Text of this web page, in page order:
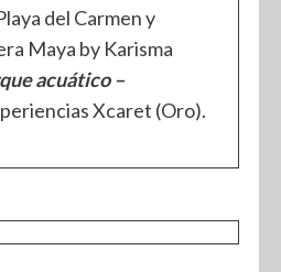
del Carmen y
Maya by Karisma
acuático –
Xcaret (Oro).